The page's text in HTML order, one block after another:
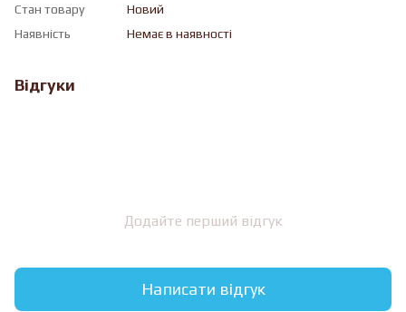
Стан товару
Новий
Наявність
Немає в наявності
Відгуки
Додайте перший відгук
Написати відгук